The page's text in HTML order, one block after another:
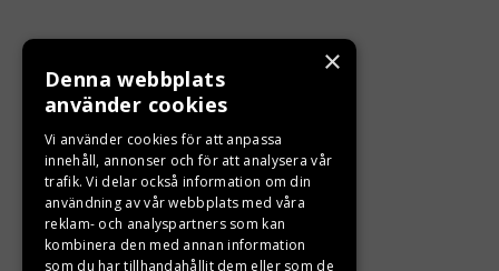
ÖPPETTIDER
Måndag - Fredag 10.00 -17.00
LJUNGBERGS MOTOR
Din BRP återförsäljare i Sveg!
×
Denna webbplats
använder cookies
Vi använder cookies för att anpassa
innehåll, annonser och för att analysera vår
trafik. Vi delar också information om din
användning av vår webbplats med våra
reklam- och analyspartners som kan
kombinera den med annan information
som du har tillhandahållit dem eller som de